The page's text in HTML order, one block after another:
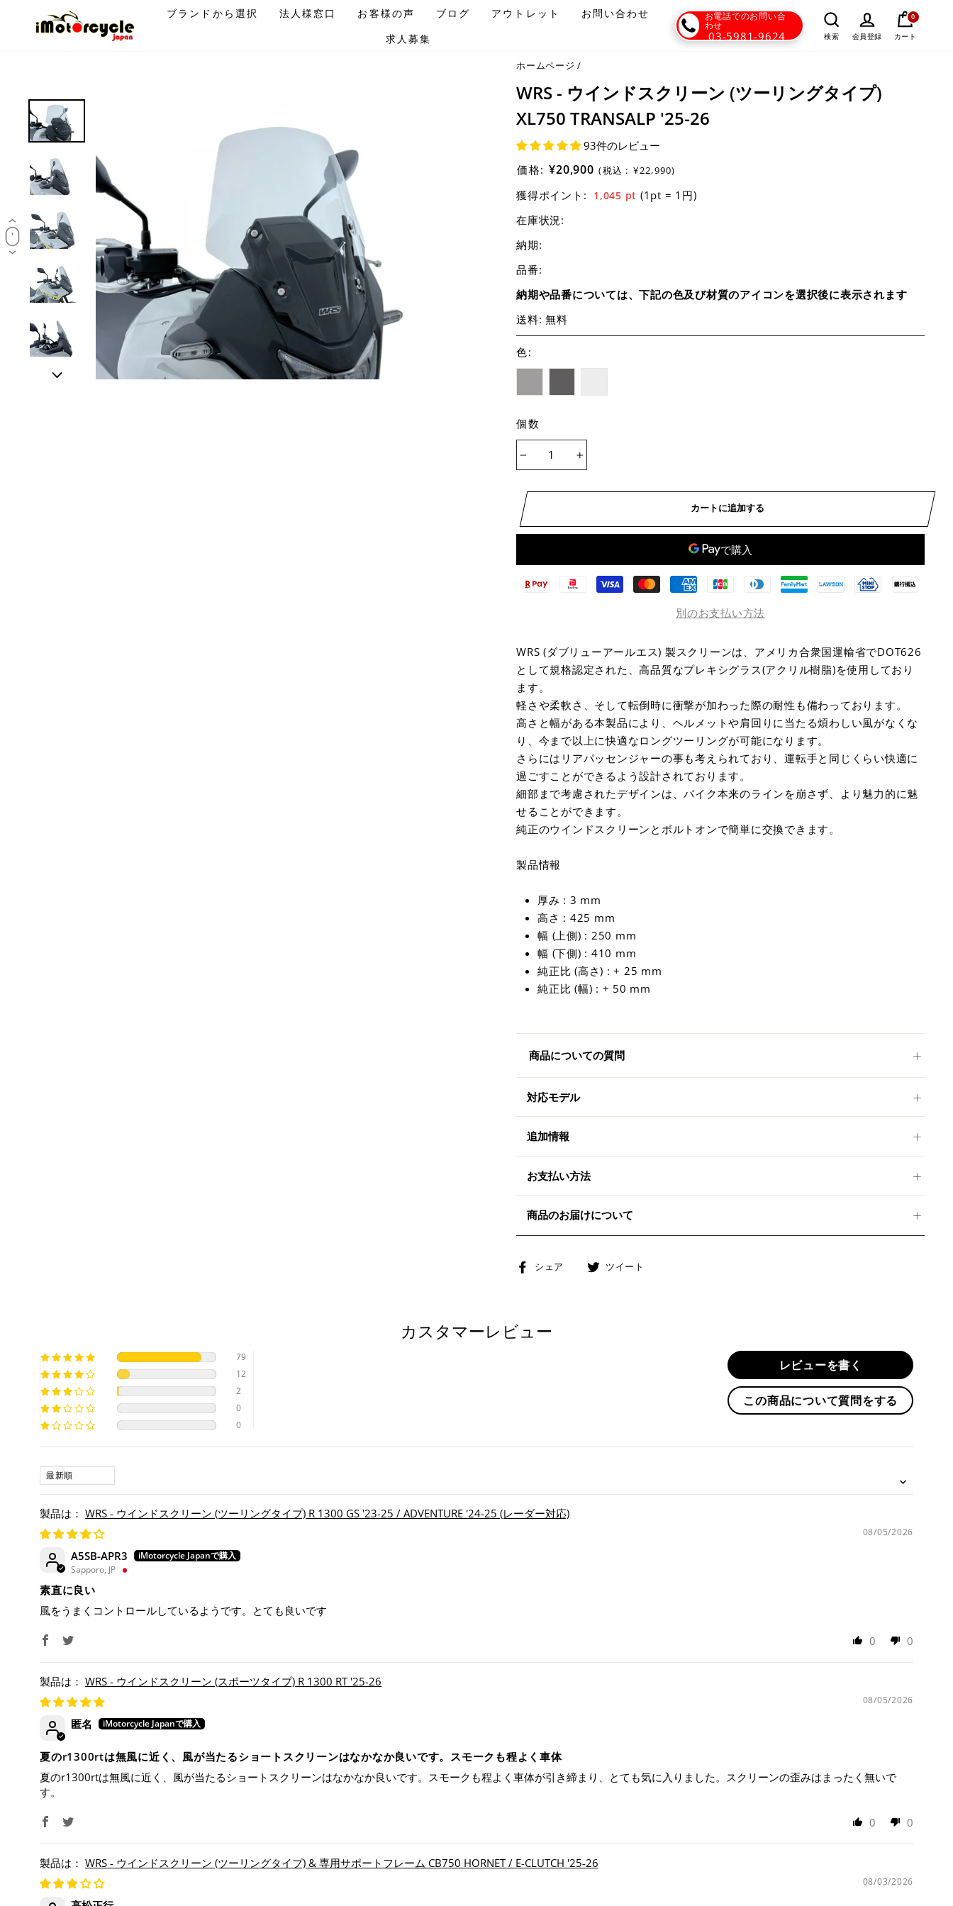
ブランドから選択 法人様窓口 お客様の声 ブログ アウトレット
お問い合わせ
求人募集
お電話でのお問い合
わせ
03-5981-9624 検索 会員登録 カート
0
ホームページ /
WRS - ウインドスクリーン (ツーリングタイプ)
XL750 TRANSALP '25-26
93件のレビュー
価格: ¥20,900 (税込 : ¥22,990)
獲得ポイント: 1,045 pt (1pt = 1円)
在庫状況:
納期:
品番:
納期や品番については、下記の色及び材質のアイコンを選択後に表示されます
送料: 無料
色:
個数
カートに追加する
別のお支払い方法
WRS (ダブリューアールエス) 製スクリーンは、アメリカ合衆国運輸省でDOT626
として規格認定された、高品質なプレキシグラス(アクリル樹脂)を使用しており
ます。
軽さや柔軟さ、そして転倒時に衝撃が加わった際の耐性も備わっております。
高さと幅がある本製品により、ヘルメットや肩回りに当たる煩わしい風がなくな
り、今まで以上に快適なロングツーリングが可能になります。
さらにはリアパッセンジャーの事も考えられており、運転手と同じくらい快適に
過ごすことができるよう設計されております。
細部まで考慮されたデザインは、バイク本来のラインを崩さず、より魅力的に魅
せることができます。
純正のウインドスクリーンとボルトオンで簡単に交換できます。
製品情報
厚み : 3 mm
高さ : 425 mm
幅 (上側) : 250 mm
幅 (下側) : 410 mm
純正比 (高さ) : + 25 mm
純正比 (幅) : + 50 mm
商品についての質問
対応モデル
追加情報
お支払い方法
商品のお届けについて
シェア
Facebookツイート
カスタマーレビュー
79
12
2
0
0
レビューを書く
この商品について質問をする
SORT BY
WRS - ウインドスクリーン (ツーリングタイプ) R 1300 GS '23-25 / ADVENTURE '24-25 (レーダー対応)
08/05/2026
A5SB-APR3
Sapporo, JP
素直に良い
風をうまくコントロールしているようです。とても良いです
0 0
WRS - ウインドスクリーン (スポーツタイプ) R 1300 RT '25-26
08/05/2026
匿名
夏のr1300rtは無風に近く、風が当たるショートスクリーンはなかなか良いです。スモークも程よく車体
夏のr1300rtは無風に近く、風が当たるショートスクリーンはなかなか良いです。スモークも程よく車体が引き締まり、とても気に入りました。スクリーンの歪みはまったく無いで
す。
0 0
WRS - ウインドスクリーン (ツーリングタイプ) & 専用サポートフレーム CB750 HORNET / E-CLUTCH '25-26
08/03/2026